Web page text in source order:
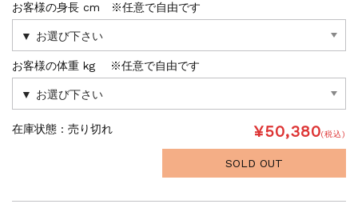
お客様の身長 cm ※任意で自由です
お客様の体重 kg ※任意で自由です
在庫状態 : 売り切れ ¥50,380(税込)
SOLD OUT